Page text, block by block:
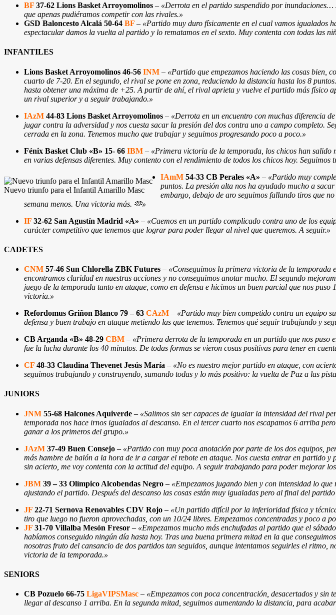
BF 37-62 Lions Basket Arroyomolinos – «Derrota en el partido suspendido por
que apenas pudiéramos competir con las rivales.»
GSD Baloncesto Alcalá 50-64 BF – «Partido muy duro físicamente en el cual vamos igualados
espectacular damos la vuelta al partido y lo rematamos en el sexto. Muy contenta con todas las
INFANTILES
Lions Basket Arroyomolinos 46-56 INM – «Partido que empezamos haciendo las cosas bien,
cuarto de 7-20. En el segundo, el rival se pone en zona, reduciendo la distancia hasta los 8
hasta obtener una máxima de +25. A partir de ahí, el rival aprieta y vuelve el partido más físico
un rival superior y a seguir trabajando.»
IAzM 44-83 Lions Basket Arroyomolinos – «Derrota en un encuentro con muchas diferencia
jugar contra la adversidad y nos cuesta sacar la presión del dos contra uno a campo completo.
cerrada en la zona. Tenemos mucho que trabajar y seguimos progresando poco a poco.»
Fénix Basket Club «B» 15- 66 IBM – «Primera victoria de la temporada, los chicos han salido
en varias defensas diferentes. Muy contento con el rendimiento de todos los chicos hoy.
Nuevo triunfo para el Infantil Amarillo Masc
IAmM 54-33 CB Perales «A» – «Partido muy
puntos. La presión alta nos ha ayudado mucho a
embargo, debajo de aro seguimos fallando tiros que
semana menos. Una victoria más. 🫶»
IF 32-62 San Agustín Madrid «A» – «Caemos en un partido complicado contra uno de los
carácter competitivo que tenemos que lograr para poder llegar al nivel que queremos. A seguir.»
CADETES
CNM 57-46 Sun Chlorella ZBK Futures – «Conseguimos la primera victoria de la temporada
encontramos claridad en nuestras acciones y no conseguimos anotar mucho. El segundo
juego de la temporada tanto en ataque, como en defensa e hicimos un buen parcial que nos
victoria.»
Refordomus Griñon Blanco 79 – 63 CAzM – «Partido muy bien competido contra un equipo
defensa y buen trabajo en ataque metiendo las que tenemos. Tenemos qué seguir trabajando y
CB Arganda «B» 48-29 CBM – «Primera derrota de la temporada en un partido que nos puso
fue la lucha durante los 40 minutos. De todas formas se vieron cosas positivas para tener en
CF 48-33 Claudina Thevenet Jesús María – «No es nuestro mejor partido en ataque, con
seguimos trabajando y construyendo, sumando todas y lo más positivo: la vuelta de Paz a las
JUNIORS
JNM 55-68 Halcones Aquiverde – «Salimos sin ser capaces de igualar la intensidad del rival
temporada nos hace irnos igualados al descanso. En el tercer cuarto nos escapamos 6 arriba
ganar a los primeros del grupo.»
JAzM 37-49 Buen Consejo – «Partido con muy poca anotación por parte de los dos equipos,
más hambre de balón a la hora de ir a cargar el rebote en ataque. Nos cuesta entrar en partido
sin acierto, me voy contenta con la actitud del equipo. A seguir trabajando para poder mejorar
JBM 39 – 33 Olímpico Alcobendas Negro – «Empezamos jugando bien y con intensidad lo
ajustando el partido. Después del descanso las cosas están muy igualadas pero al final del
JF 22-71 Sernova Renovables CDV Rojo – «Un partido difícil por la inferioridad física y
tiro que luego no fueron aprovechadas, con un 10/24 libres. Empezamos concentradas y poco a
JF 31-70 Villalba Mesón Fresor – «Empezamos mucho más enchufadas al partido que el
habíamos conseguido ningún día hasta hoy. Tras una buena primera mitad en la que
nosotras fruto del cansancio de dos partidos tan seguidos, aunque intentamos seguirles el
victoria de la temporada.»
SENIORS
CB Pozuelo 66-75 LigaVIPSMasc – «Empezamos con poca concentración, desacertados y
llegar al descanso 1 arriba. En la segunda mitad, seguimos aumentando la distancia, para